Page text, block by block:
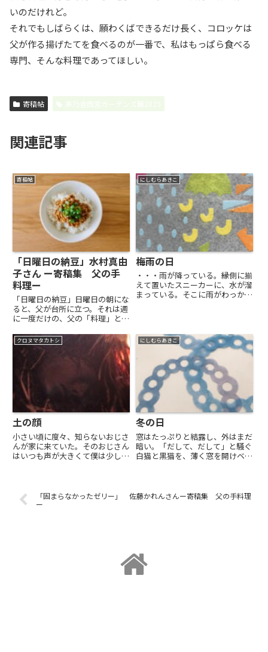
いのだけれど。
それでもしばらくは、願わくばできるだけ長く、コロッケは
父が作る揚げたてを食べるのが一番で、私はもっぱら食べる
専門、そんな料理であってほしい。
寄稿帖
関連記事
寄稿帖
「日曜日の納豆」水村真由
子さん ー寄稿集 父の手
料理ー
「日曜日の納豆」日曜日の朝にな
ると、父が台所に立つ。それは週
に一度だけの、父の「料理」と呼
らない父が、このときだけは真剣
な表情で、水屋から大きな鉢を取
り出す。中には四人家族分の納豆
と、醤油、たっぷりの刻み葱が
入...
にしむらあきこ
梅雨の日
・・・雨が降っている。縁側に揃
えて置いたスニーカーに、水が溜
まっている。そこに雨がわっかを
び出した。赤い小さな魚だった。
ぴちっぴちっと飛んでいく。引
クロヌマタカトシ
土の顔
小さい頃に度々、知らないおじさ
んが家に来ていた。そのおじさん
はいつも声が大きくて僕は少し怖
かー」と家中に響く声で叫ぶの
だ。大抵は母が応接していて、裏
にしむらあきこ
冬の日
窓はたっぷりと結露し、外はまだ
暗い。「だして、だして」と騒ぐ
白猫と黒猫を、薄く窓を開けベラ
て、いれて」と戻ってくる。2月
の朝。息子はこの2月で10歳に
「固まらなかったゼリー」 佐藤かれんさんー寄稿集 父の手料理
ー